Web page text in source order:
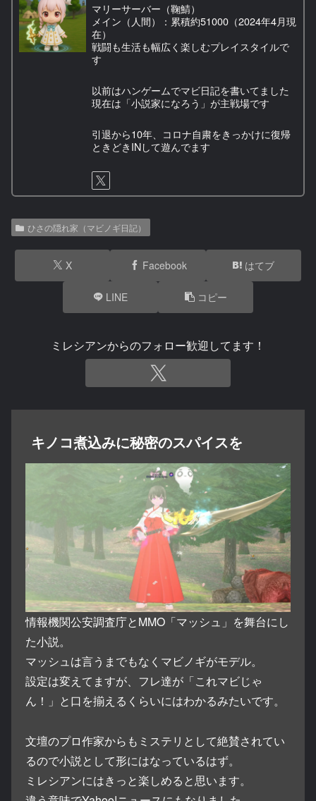
マリーサーバー（鞠鯖）
メイン（人間）：累積約51000（2024年4月現
在）
戦闘も生活も幅広く楽しむプレイスタイルで
す
以前はハンゲームでマビ日記を書いてました
現在は「小説家になろう」が主戦場です
引退から10年、コロナ自粛をきっかけに復帰
ときどきINして遊んでます
ひさの隠れ家（マビノギ日記）
X Facebook はてブ
LINE コピー
ミレシアンからのフォロー歓迎してます！
キノコ煮込みに秘密のスパイスを
情報機関公安調査庁とMMO「マッシュ」を舞台にし
た小説。
マッシュは言うまでもなくマビノギがモデル。
設定は変えてますが、フレ達が「これマビじゃ
ん！」と口を揃えるくらいにはわかるみたいです。
文壇のプロ作家からもミステリとして絶賛されてい
るので小説として形にはなっているはず。
ミレシアンにはきっと楽しめると思います。